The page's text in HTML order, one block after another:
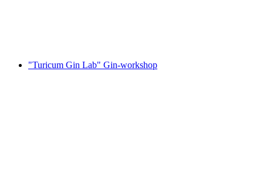
"Turicum Gin Lab" Gin-workshop